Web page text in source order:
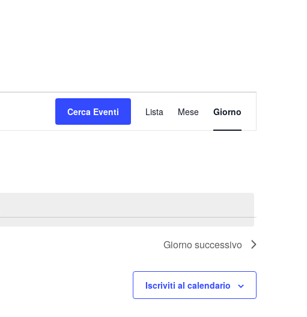
Cerca Eventi
Evento
Viste
Navigazione
Lista Mese Giorno
Giorno successivo
Iscriviti al calendario